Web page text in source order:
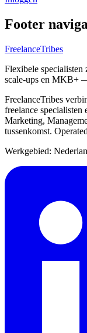
Footer
FreelanceTribes
Flexibele
scale-ups en MKB+
FreelanceTribes
freelance
Marketing,
tussenkomst.
Werkgebied: